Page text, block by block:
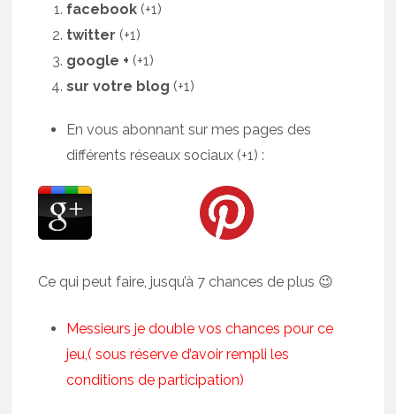
facebook (+1)
twitter (+1)
google + (+1)
sur votre blog (+1)
En vous abonnant sur mes pages des
différents réseaux sociaux (+1) :
Ce qui peut faire, jusqu’à 7 chances de plus 😉
Messieurs je double vos chances pour ce
jeu,( sous réserve d’avoir rempli les
conditions de participation)